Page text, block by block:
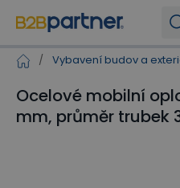
/ Vybavení budov a
Ocelové mobilní
mm, průměr trubek